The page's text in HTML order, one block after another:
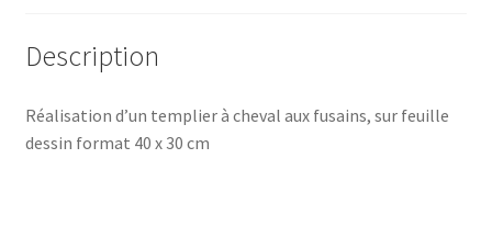
Description
Réalisation d’un templier à cheval aux fusains, sur feuille
dessin format 40 x 30 cm